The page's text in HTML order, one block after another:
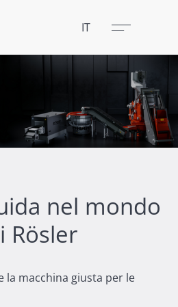
IT Menu
Chiudere
nel mondo
Rösler
la macchina giusta per le